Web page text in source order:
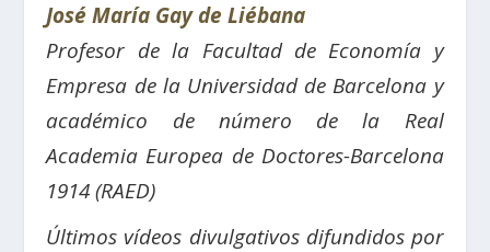
José María Gay de Liébana
Profesor de la Facultad de Economía y
Empresa de la Universidad de Barcelona y
académico de número de la Real
Academia Europea de Doctores-Barcelona
1914 (RAED)
Últimos vídeos divulgativos difundidos por